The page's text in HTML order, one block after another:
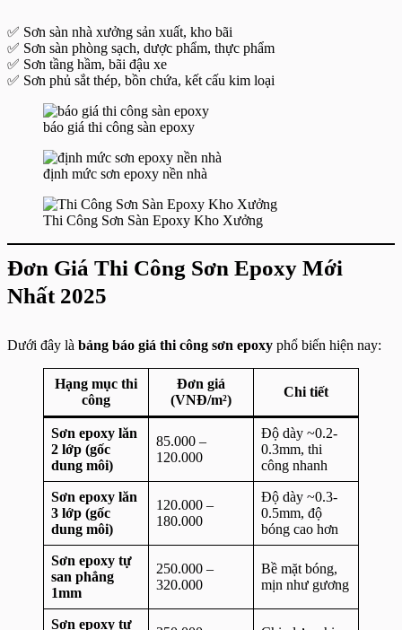
✅ Sơn sàn nhà xưởng sản xuất, kho bãi
✅ Sơn sàn phòng sạch, dược phẩm, thực phẩm
✅ Sơn tầng hầm, bãi đậu xe
✅ Sơn phủ sắt thép, bồn chứa, kết cấu kim loại
báo giá thi công sàn epoxy
định mức sơn epoxy nền nhà
Thi Công Sơn Sàn Epoxy Kho Xưởng
Đơn Giá Thi Công Sơn Epoxy Mới
Nhất 2025
Dưới đây là bảng báo giá thi công sơn epoxy phổ biến hiện nay:
Hạng mục thi
công
Đơn giá
(VNĐ/m²)
Chi tiết
Sơn epoxy lăn
2 lớp (gốc
dung môi)
85.000 –
120.000
Độ dày ~0.2-
0.3mm, thi
công nhanh
Sơn epoxy lăn
3 lớp (gốc
dung môi)
120.000 –
180.000
Độ dày ~0.3-
0.5mm, độ
bóng cao hơn
Sơn epoxy tự
san phẳng
1mm
250.000 –
320.000
Bề mặt bóng,
mịn như gương
Sơn epoxy tự